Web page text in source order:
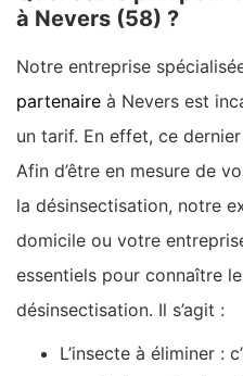
à Nevers (58) ?
Notre entreprise
partenaire à Nevers est
un tarif. En effet, ce
Afin d’être en mesure de
la désinsectisation, notre
domicile ou votre
essentiels pour connaître
désinsectisation. Il s’agit :
L’insecte à éliminer :